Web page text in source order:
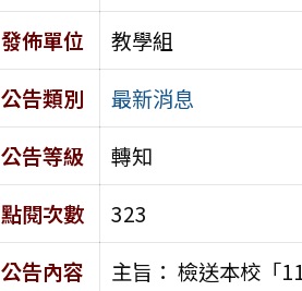
發佈單位
教學組
公告類別
最新消息
公告等級
轉知
點閱次數
323
公告內容
主旨： 檢送本校「